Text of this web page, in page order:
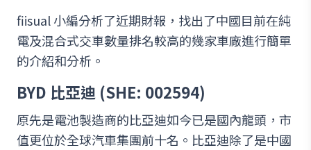
fiisual 小編分析了近期財報，找出了中國目前在純
電及混合式交車數量排名較高的幾家車廠進行簡單
的介紹和分析。
BYD 比亞迪 (SHE: 002594)
原先是電池製造商的比亞迪如今已是國內龍頭，市
值更位於全球汽車集團前十名。比亞迪除了是中國